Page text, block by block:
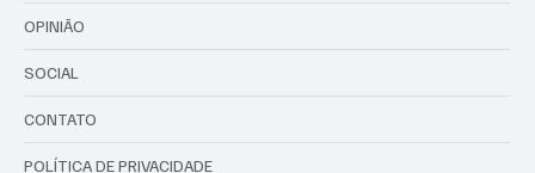
OPINIÃO
SOCIAL
CONTATO
POLÍTICA DE PRIVACIDADE